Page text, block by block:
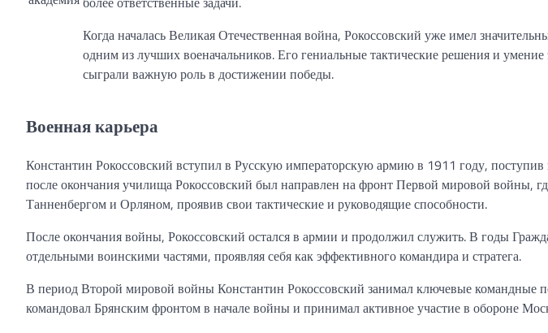
Когда началась Великая Отечественная война, Рокоссовский уже имел
одним из лучших военачальников. Его гениальные тактические решения и
сыграли важную роль в достижении победы.
Военная карьера
Константин Рокоссовский вступил в Русскую императорскую армию в 1911 году,
после окончания училища Рокоссовский был направлен на фронт Первой мировой войны,
Танненбергом и Орляном, проявив свои тактические и руководящие способности.
После окончания войны, Рокоссовский остался в армии и продолжил служить. В годы
отдельными воинскими частями, проявляя себя как эффективного командира и стратега.
В период Второй мировой войны Константин Рокоссовский занимал ключевые командные
командовал Брянским фронтом в начале войны и принимал активное участие в обороне